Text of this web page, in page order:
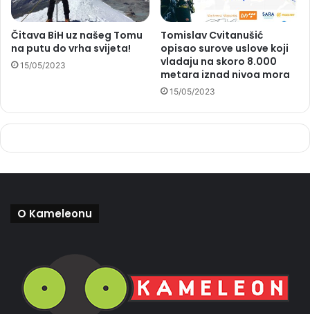
Čitava BiH uz našeg Tomu
na putu do vrha svijeta!
15/05/2023
Tomislav Cvitanušić
opisao surove uslove koji
vladaju na skoro 8.000
metara iznad nivoa mora
15/05/2023
O Kameleonu